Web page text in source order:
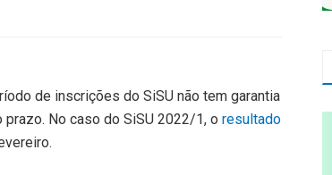
de inscrições do SiSU não tem garantia
No caso do SiSU 2022/1, o resultado